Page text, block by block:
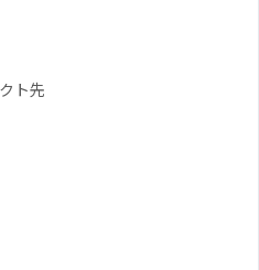
ト先